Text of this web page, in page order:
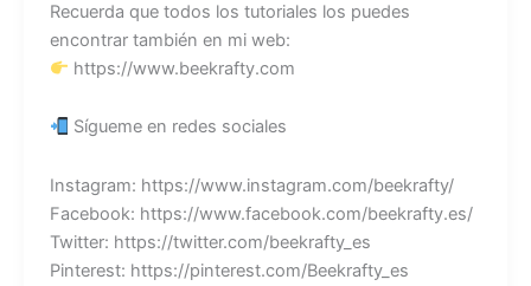
Recuerda que todos los tutoriales los puedes
encontrar también en mi web:
https://www.beekrafty.com
Sígueme en redes sociales
Instagram: https://www.instagram.com/beekrafty/
Facebook: https://www.facebook.com/beekrafty.es/
Twitter: https://twitter.com/beekrafty_es
Pinterest: https://pinterest.com/Beekrafty_es